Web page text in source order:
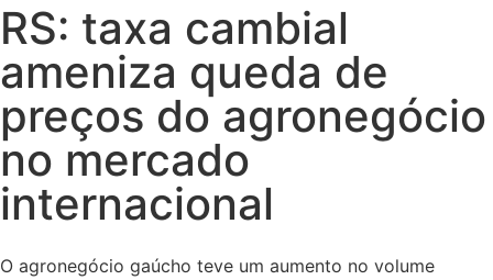
RS: taxa cambial
ameniza queda de
preços do agronegócio
no mercado
internacional
O agronegócio gaúcho teve um aumento no volume